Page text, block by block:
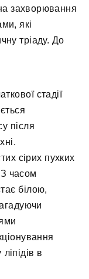
захворювання
які
тріаду. До
стадії
після
сірих пухких
часом
білою,
в